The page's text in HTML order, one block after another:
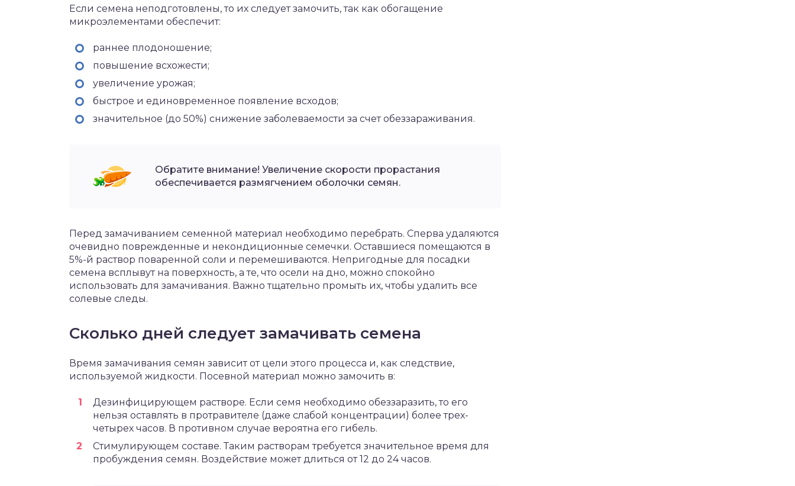
Если семена неподготовлены, то их следует замочить, так как обогащение
микроэлементами обеспечит:
раннее плодоношение;
повышение всхожести;
увеличение урожая;
быстрое и единовременное появление всходов;
значительное (до 50%) снижение заболеваемости за счет обеззараживания.
Обратите внимание! Увеличение скорости прорастания
обеспечивается размягчением оболочки семян.
Перед замачиванием семенной материал необходимо перебрать. Сперва удаляются
очевидно поврежденные и некондиционные семечки. Оставшиеся помещаются в
5%-й раствор поваренной соли и перемешиваются. Непригодные для посадки
семена всплывут на поверхность, а те, что осели на дно, можно спокойно
использовать для замачивания. Важно тщательно промыть их, чтобы удалить все
солевые следы.
Сколько дней следует замачивать семена
Время замачивания семян зависит от цели этого процесса и, как следствие,
используемой жидкости. Посевной материал можно замочить в:
Дезинфицирующем растворе. Если семя необходимо обеззаразить, то его
нельзя оставлять в протравителе (даже слабой концентрации) более трех-
четырех часов. В противном случае вероятна его гибель.
Стимулирующем составе. Таким растворам требуется значительное время для
пробуждения семян. Воздействие может длиться от 12 до 24 часов.